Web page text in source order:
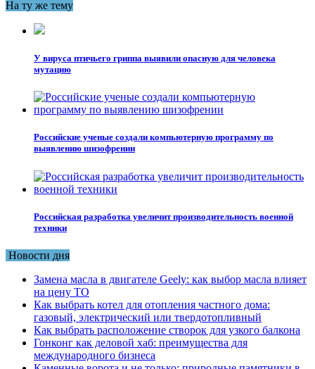
На ту же тему
У вируса птичьего гриппа выявили опасную для человека
мутацию
Российские ученые создали компьютерную программу по
выявлению шизофрении
Российская разработка увеличит производительность военной
техники
Новости дня
Замена масла в двигателе Geely: как выбор масла влияет
на цену ТО
Как выбрать котел для отопления частного дома:
газовый, электрический или твердотопливный
Как выбрать расположение створок для узкого балкона
Гонконг как деловой хаб: преимущества для
международного бизнеса